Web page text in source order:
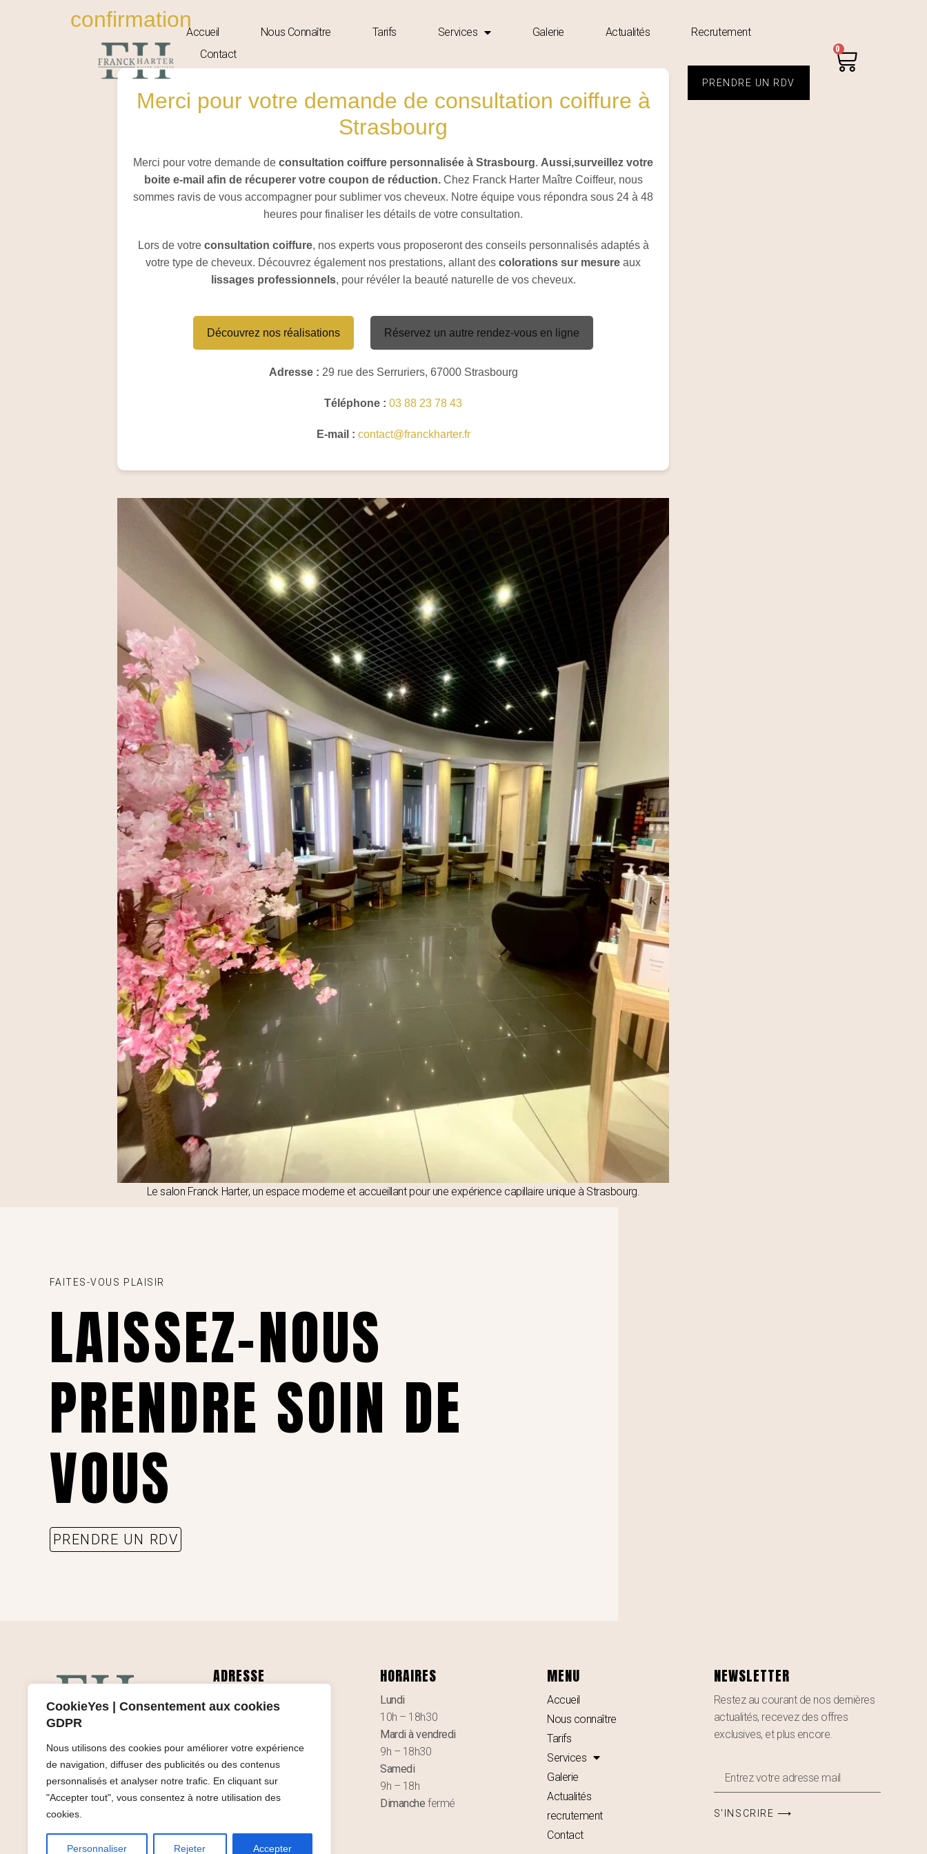
CookieYes | Consentement aux cookies
GDPR
Nous utilisons des cookies pour améliorer votre expérience
de navigation, diffuser des publicités ou des contenus
personnalisés et analyser notre trafic. En cliquant sur
"Accepter tout", vous consentez à notre utilisation des
cookies.
Personnaliser Rejeter Accepter
Accueil Nous Connaître Tarifs Services Galerie Actualités
Recrutement
Contact
PRENDRE UN RDV
0
confirmation
Merci pour votre demande de consultation coiffure à
Strasbourg
Merci pour votre demande de consultation coiffure personnalisée à Strasbourg. Aussi,surveillez votre
boite e-mail afin de récuperer votre coupon de réduction.Chez Franck Harter Maître Coiffeur, nous
sommes ravis de vous accompagner pour sublimer vos cheveux. Notre équipe vous répondra sous 24 à 48
heures pour finaliser les détails de votre consultation.
Lors de votre consultation coiffure, nos experts vous proposeront des conseils personnalisés adaptés à
votre type de cheveux. Découvrez également nos prestations, allant des colorations sur mesure aux
lissages professionnels, pour révéler la beauté naturelle de vos cheveux.
Découvrez nos réalisations Réservez un autre rendez-vous en ligne
Adresse : 29 rue des Serruriers, 67000 Strasbourg
Téléphone : 03 88 23 78 43
E-mail : contact@franckharter.fr
Le salon Franck Harter, un espace moderne et accueillant pour une expérience capillaire unique à Strasbourg.
FAITES-VOUS PLAISIR
LAISSEZ-NOUS
PRENDRE SOIN DE
VOUS
PRENDRE UN RDV
ADRESSE
29 rue des Serruriers
HORAIRES
Lundi
10h – 18h30
Mardi à vendredi
9h – 18h30
Samedi
9h – 18h
Dimanche fermé
MENU
Accueil
Nous connaître
Tarifs
Services
Galerie
Actualités
recrutement
Contact
NEWSLETTER
Restez au courant de nos dernières
actualités, recevez des offres
exclusives, et plus encore.
S'INSCRIRE ⟶